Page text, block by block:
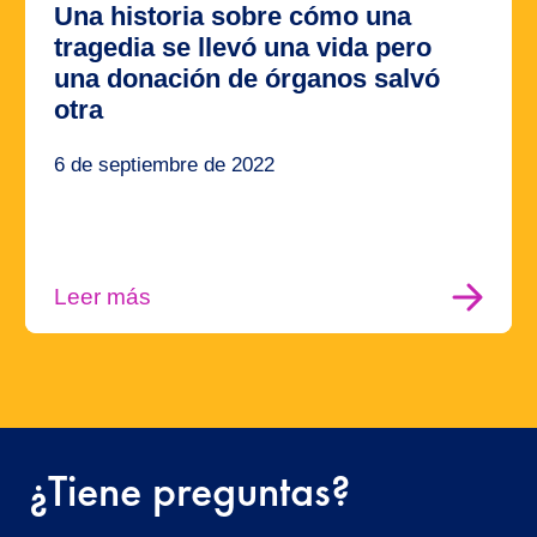
Una historia sobre cómo una
tragedia se llevó una vida pero
una donación de órganos salvó
otra
6 de septiembre de 2022
Leer más
¿Tiene preguntas?